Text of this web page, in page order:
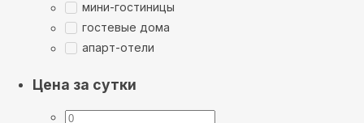
мини-гостиницы
гостевые дома
апарт-отели
Цена за сутки